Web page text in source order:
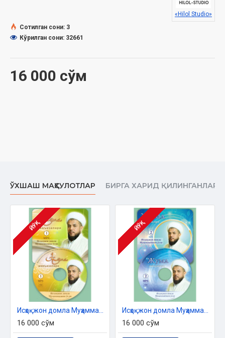
Нашриёт
: «SEMURG’ MEDIA» МЧЖ
Сана
16 000 сўм
«Hilol Studio»
Сотилган сони: 3
Кўрилган сони: 32661
ЎХШАШ МАҲСУЛОТЛАР БИРГА ХАРИД ҚИЛИНГАНЛАР
ЙЎҚ
16 000 сўм
ЙЎҚ
16 000 сўм